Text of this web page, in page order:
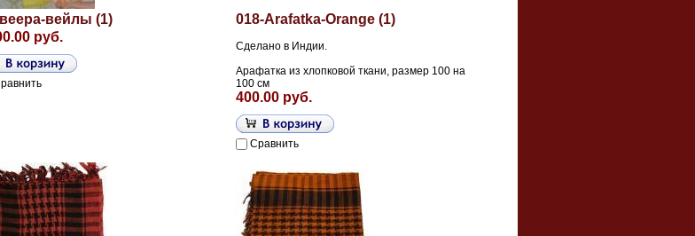
вейлы (1)
руб.
018-Arafatka-Orange (1)
Сделано в Индии.
Арафатка из хлопковой ткани, размер 100 на
100 см
400.00 руб.
Сравнить